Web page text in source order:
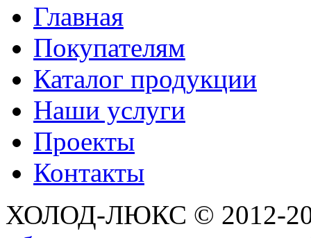
Главная
Покупателям
Каталог продукции
Наши услуги
Проекты
Контакты
ХОЛОД-ЛЮКС © 2012-